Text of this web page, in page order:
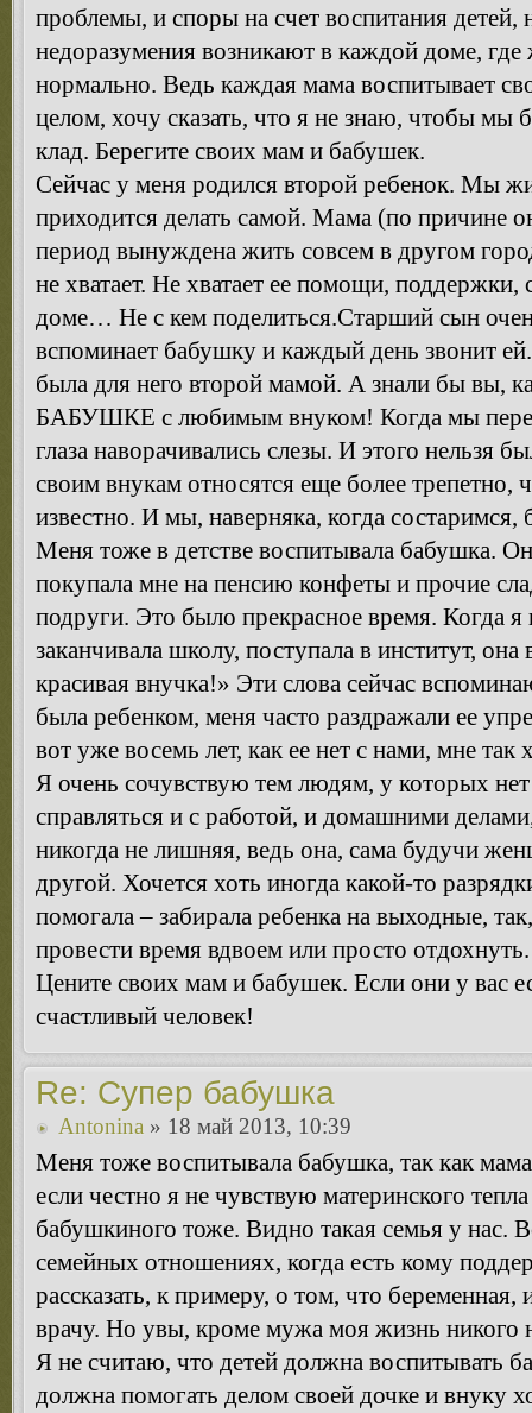
проблемы, и споры на счет воспитания детей,
недоразумения возникают в каждой доме,
нормально. Ведь каждая мама воспитывает
целом, хочу сказать, что я не знаю, чтобы мы
клад. Берегите своих мам и бабушек.
Сейчас у меня родился второй ребенок. Мы
приходится делать самой. Мама (по причине
период вынуждена жить совсем в другом
не хватает. Не хватает ее помощи, поддержки,
доме… Не с кем поделиться.Старший сын
вспоминает бабушку и каждый день звонит
была для него второй мамой. А знали бы вы,
БАБУШКЕ с любимым внуком! Когда мы
глаза наворачивались слезы. И этого нельзя
своим внукам относятся еще более трепетно,
известно. И мы, наверняка, когда состаримся,
Меня тоже в детстве воспитывала бабушка.
покупала мне на пенсию конфеты и прочие
подруги. Это было прекрасное время. Когда я
заканчивала школу, поступала в институт,
красивая внучка!» Эти слова сейчас
была ребенком, меня часто раздражали ее
вот уже восемь лет, как ее нет с нами, мне
Я очень сочувствую тем людям, у которых
справляться и с работой, и домашними
никогда не лишняя, ведь она, сама будучи
другой. Хочется хоть иногда какой-то
помогала – забирала ребенка на выходные,
провести время вдвоем или просто отдохнуть.
Цените своих мам и бабушек. Если они у вас
счастливый человек!
Re: Супер бабушка
Antonina » 18 май 2013, 10:39
Меня тоже воспитывала бабушка, так как
если честно я не чувствую материнского
бабушкиного тоже. Видно такая семья у нас.
семейных отношениях, когда есть кому
рассказать, к примеру, о том, что
врачу. Но увы, кроме мужа моя жизнь никого
Я не считаю, что детей должна воспитывать
должна помогать делом своей дочке и внуку